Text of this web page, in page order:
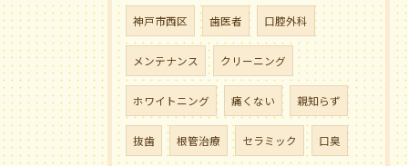
神戸市西区 歯医者 口腔外科
メンテナンス クリーニング
ホワイトニング 痛くない 親知らず
抜歯 根管治療 セラミック 口臭